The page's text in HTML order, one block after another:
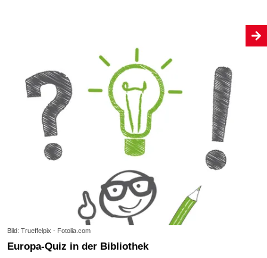
Bild: Trueffelpix - Fotolia.com
Europa-Quiz in der Bibliothek